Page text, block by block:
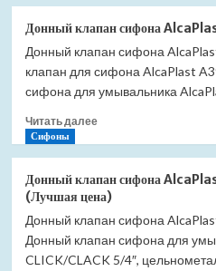
Донный клапан сифона
Донный клапан сифона
клапан для сифона AlcaPlast
сифона для умывальника
Читать далееПрочитать
клапан
сифона
AlcaPlast
A396
(Лучшая
Сифоны
Донный клапан сифона
(Лучшая цена)
Донный клапан сифона
Донный клапан сифона для
CLICK/CLACK 5/4″,